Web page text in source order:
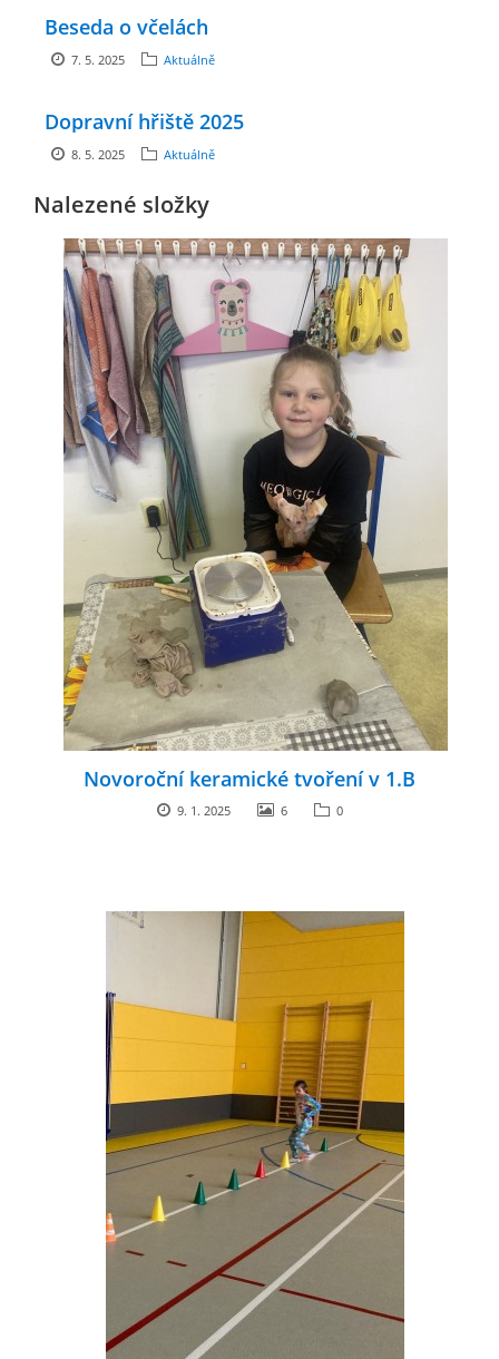
Beseda o včelách
7. 5. 2025 Aktuálně
Dopravní hřiště 2025
8. 5. 2025 Aktuálně
Nalezené složky
Novoroční keramické tvoření v 1.B
9. 1. 2025 6 0